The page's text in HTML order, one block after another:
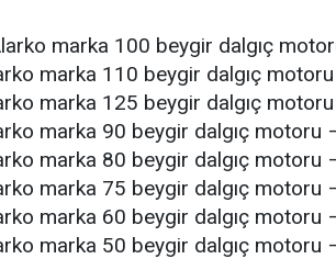
marka 100 beygir dalgıç
marka 110 beygir dalgıç
marka 125 beygir dalgıç
marka 90 beygir dalgıç motoru
marka 80 beygir dalgıç motoru
marka 75 beygir dalgıç motoru
marka 60 beygir dalgıç motoru
marka 50 beygir dalgıç motoru